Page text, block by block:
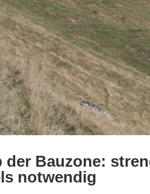
der Bauzone:
notwendig